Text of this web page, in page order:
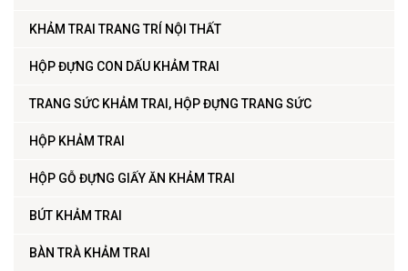
KHẢM TRAI TRANG TRÍ NỘI THẤT
HỘP ĐỰNG CON DẤU KHẢM TRAI
TRANG SỨC KHẢM TRAI, HỘP ĐỰNG TRANG SỨC
HỘP KHẢM TRAI
HỘP GỖ ĐỰNG GIẤY ĂN KHẢM TRAI
BÚT KHẢM TRAI
BÀN TRÀ KHẢM TRAI